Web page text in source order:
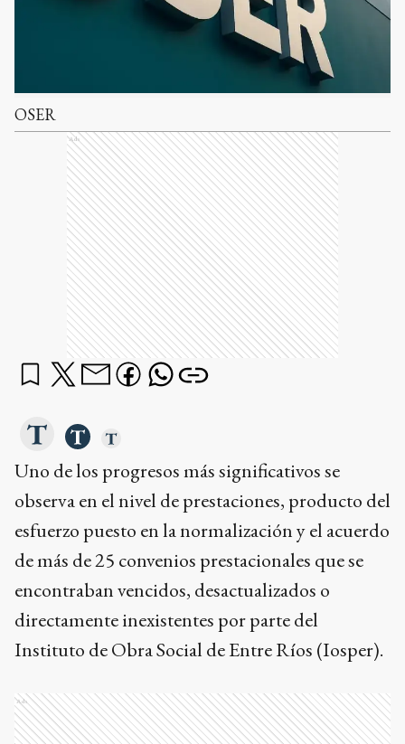
OSER
Ads
Uno de los progresos más significativos se
observa en el nivel de prestaciones, producto del
esfuerzo puesto en la normalización y el acuerdo
de más de 25 convenios prestacionales que se
encontraban vencidos, desactualizados o
directamente inexistentes por parte del
Instituto de Obra Social de Entre Ríos (Iosper).
Ads